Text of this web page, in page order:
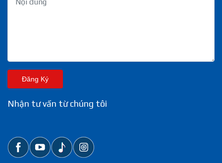
Đăng Ký
Nhận tư vấn từ chúng tôi